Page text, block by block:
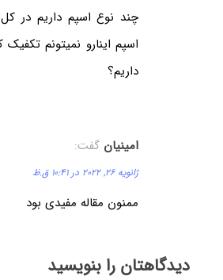
چند نوع اسپم داریم در
اسپم اینارو نمیتونم تکفیک
داریم؟
امینیان گفت:
ژانویه 26, 2022 در 10:41 ق.ظ
ممنون مقاله مفیدی بود
دیدگاهتان را بنویسید